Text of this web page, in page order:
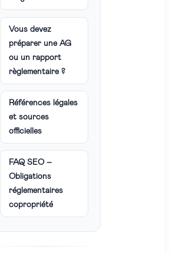
Vous devez
préparer une AG
ou un rapport
règlementaire ?
Références légales
et sources
officielles
FAQ SEO –
Obligations
réglementaires
copropriété